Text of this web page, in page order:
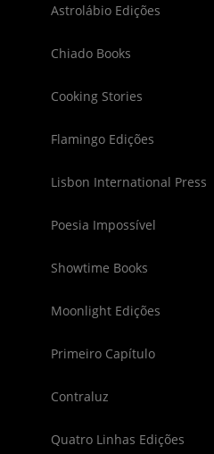
Astrolábio Edições
Chiado Books
Cooking Stories
Flamingo Edições
Lisbon International Press
Poesia Impossível
Showtime Books
Moonlight Edições
Primeiro Capítulo
Contraluz
Quatro Linhas Edições